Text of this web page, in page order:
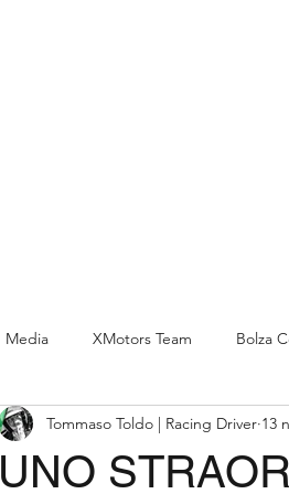
Media XMotors Team Bolza
UNO
Tommaso Toldo | Racing Driver 13